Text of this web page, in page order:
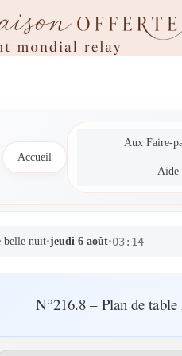
Accueil
Aux Faire-
Aide
belle nuit•jeudi 6 août•03:14
N°216.8 – Plan de